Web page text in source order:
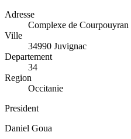
Adresse
Complexe de
Ville
34990 Juvignac
Departement
34
Region
Occitanie
President
Daniel Goua